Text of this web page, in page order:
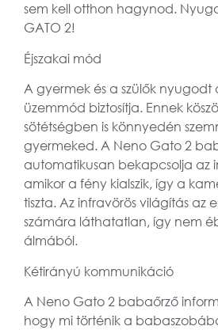
sem kell otthon hagynod.
GATO 2!
Éjszakai mód
A gyermek és a szülők nyugodt
üzemmód biztosítja. Ennek
sötétségben is könnyedén
gyermeked. A Neno Gato 2
automatikusan bekapcsolja az
amikor a fény kialszik, így a
tiszta. Az infravörös világítás az
számára láthatatlan, így nem
álmából.
Kétirányú kommunikáció
A Neno Gato 2 babaőrző
hogy mi történik a